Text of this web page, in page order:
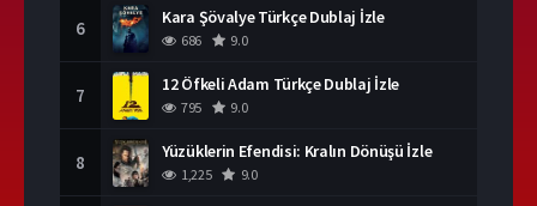
6 Kara Şövalye Türkçe Dublaj İzle
686 9.0
7 12 Öfkeli Adam Türkçe Dublaj İzle
795 9.0
8 Yüzüklerin Efendisi: Kralın Dönüşü İzle
1,225 9.0